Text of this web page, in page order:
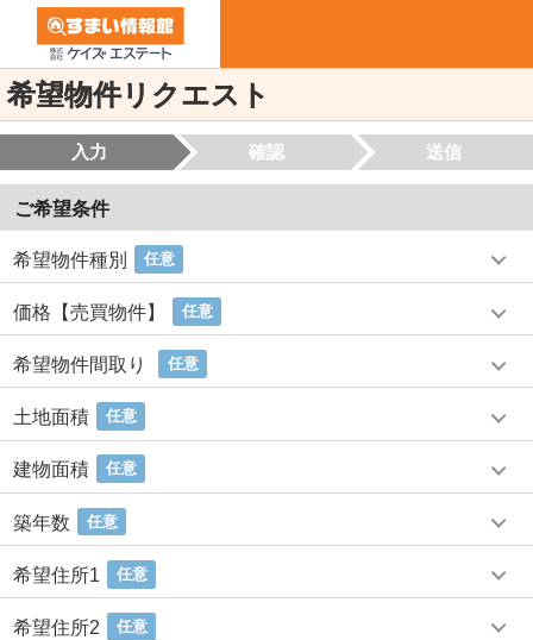
希望物件リクエスト
入力 確認 送信
ご希望条件
希望物件種別 任意
価格【売買物件】 任意
希望物件間取り 任意
土地面積 任意
建物面積 任意
築年数 任意
希望住所1 任意
希望住所2 任意